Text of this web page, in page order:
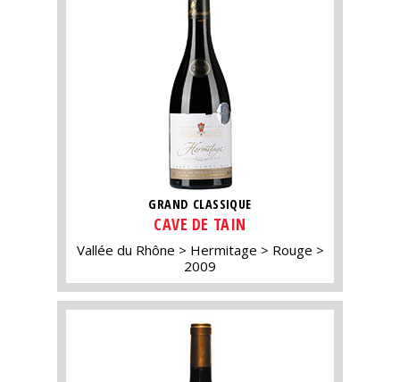
GRAND CLASSIQUE
CAVE DE TAIN
Vallée du Rhône Hermitage
Rouge
2009